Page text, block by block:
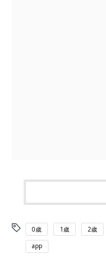
0歳 1歳 2歳
app